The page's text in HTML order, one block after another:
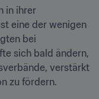
in ihrer
eine der wenigen
bei
sich bald ändern,
verstärkt
zu fördern.